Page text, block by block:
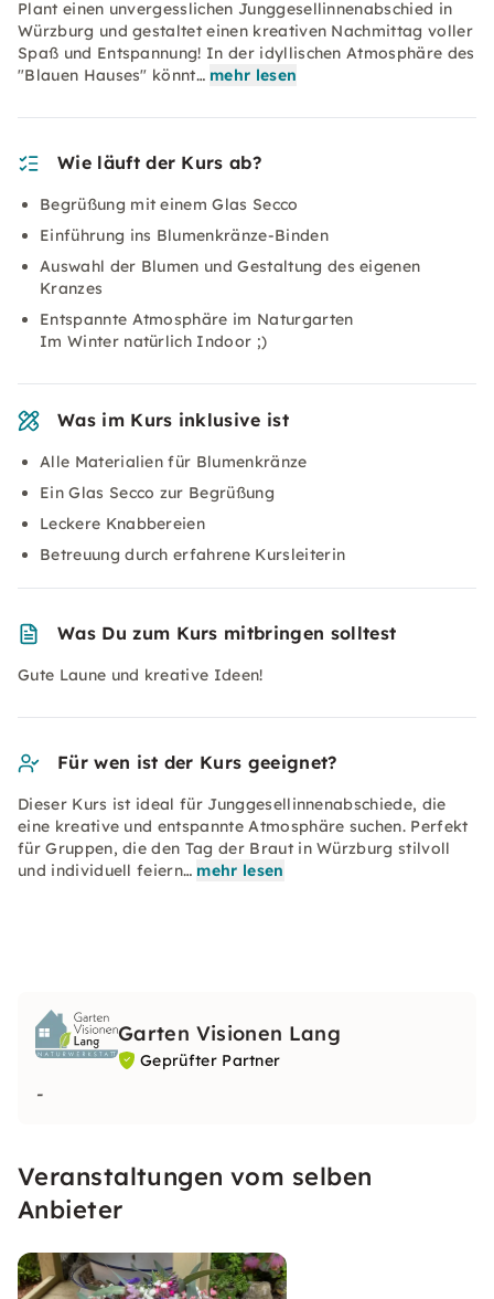
Plant einen unvergesslichen Junggesellinnenabschied in
Würzburg und gestaltet einen kreativen Nachmittag voller
Spaß und Entspannung! In der idyllischen Atmosphäre des
"Blauen Hauses" könnt… mehr lesen
Wie läuft der Kurs ab?
Begrüßung mit einem Glas Secco
Einführung ins Blumenkränze-Binden
Auswahl der Blumen und Gestaltung des eigenen
Kranzes
Entspannte Atmosphäre im Naturgarten
Im Winter natürlich Indoor ;)
Was im Kurs inklusive ist
Alle Materialien für Blumenkränze
Ein Glas Secco zur Begrüßung
Leckere Knabbereien
Betreuung durch erfahrene Kursleiterin
Was Du zum Kurs mitbringen solltest
Gute Laune und kreative Ideen!
Für wen ist der Kurs geeignet?
Dieser Kurs ist ideal für Junggesellinnenabschiede, die
eine kreative und entspannte Atmosphäre suchen. Perfekt
für Gruppen, die den Tag der Braut in Würzburg stilvoll
und individuell feiern… mehr lesen
Garten Visionen Lang
Geprüfter Partner
-
Veranstaltungen vom selben
Anbieter